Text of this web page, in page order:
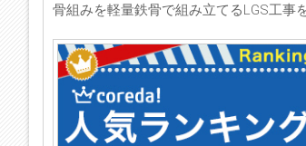
骨組みを軽量鉄骨で組み立てるLGS工事